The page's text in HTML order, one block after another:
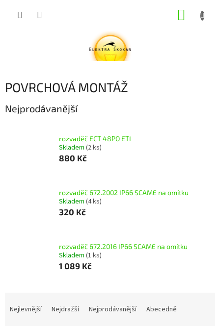
POVRCHOVÁ MONTÁŽ
Nejprodávanější
rozvaděč ECT 48PO ETI
Skladem (2 ks)
880 Kč
rozvaděč 672.2002 IP66 SCAME na omítku
Skladem (4 ks)
320 Kč
rozvaděč 672.2016 IP66 SCAME na omítku
Skladem (1 ks)
1 089 Kč
Nejlevnější Nejdražší Nejprodávanější Abecedně